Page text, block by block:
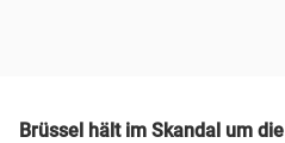
Brüssel hält im Skandal um